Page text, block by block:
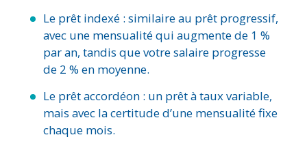
Le prêt indexé : similaire au prêt progressif,
avec une mensualité qui augmente de 1 %
par an, tandis que votre salaire progresse
de 2 % en moyenne.
Le prêt accordéon : un prêt à taux variable,
mais avec la certitude d’une mensualité fixe
chaque mois.